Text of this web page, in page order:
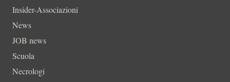
Insider-Associazioni
News
JOB news
Scuola
Necrologi